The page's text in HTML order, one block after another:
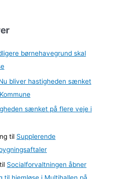
børnehavegrund skal
bliver hastigheden sænket
sænket på flere veje i
til Supplerende
til Socialforvaltningen åbner